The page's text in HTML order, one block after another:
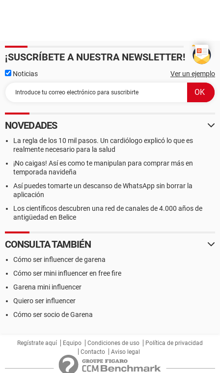
¡SUSCRÍBETE A NUESTRA NEWSLETTER!
Noticias Ver un ejemplo
NOVEDADES
La regla de los 10 mil pasos. Un cardiólogo explicó lo que es
realmente necesario para la salud
¡No caigas! Así es como te manipulan para comprar más en
temporada navideña
Así puedes tomarte un descanso de WhatsApp sin borrar la
aplicación
Los científicos descubren una red de canales de 4.000 años de
antigüedad en Belice
CONSULTA TAMBIÉN
Cómo ser influencer de garena
Cómo ser mini influencer en free fire
Garena mini influencer
Quiero ser influencer
Cómo ser socio de Garena
Regístrate aquí Equipo Condiciones de uso
Política de privacidad
Contacto
Aviso legal